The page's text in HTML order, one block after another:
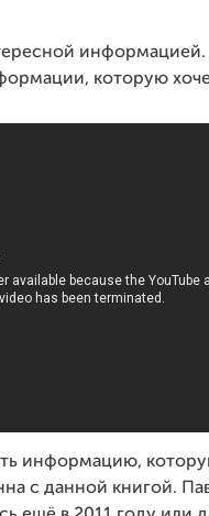
информацией.
которую
информацию,
с данной книгой.